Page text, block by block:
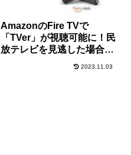
AmazonのFire TVで
「TVer」が視聴可能に！民
放テレビを見逃した場合に
2023.11.03